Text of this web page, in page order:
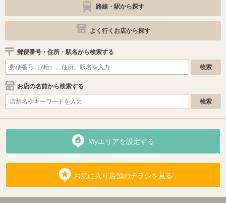
路線・駅から探す
よく行くお店から探す
郵便番号・住所・駅名から検索する
お店の名前から検索する
Myエリアを設定する
お気に入り店舗のチラシを見る